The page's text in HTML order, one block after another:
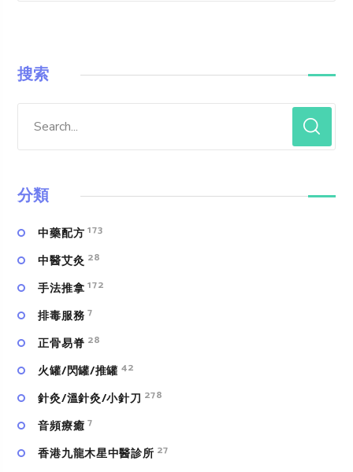
搜索
分類
中藥配方 173
中醫艾灸 28
手法推拿 172
排毒服務 7
正骨易脊 28
火罐/閃罐/推罐 42
針灸/溫針灸/小針刀 278
⾳頻療癒 7
香港九龍木星中醫診所 27